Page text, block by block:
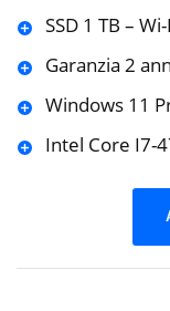
SSD 1 TB –
Garanzia 2
Windows 11
Intel Core I7-